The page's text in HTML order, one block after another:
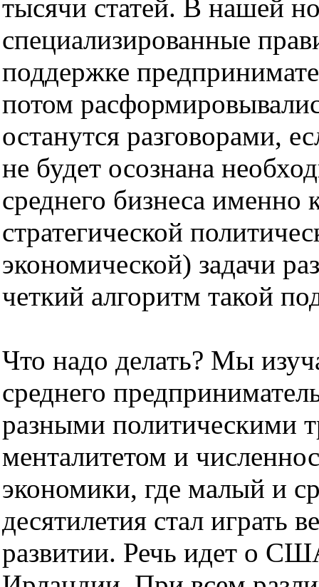
тысячи статей. В нашей
специализированные
поддержке
потом
останутся разговорами,
не будет осознана
среднего бизнеса именно
стратегической
экономической) задачи
четкий алгоритм такой
Что надо делать? Мы
среднего
разными политическими
менталитетом и
экономики, где малый и
десятилетия стал играть
развитии. Речь идет о